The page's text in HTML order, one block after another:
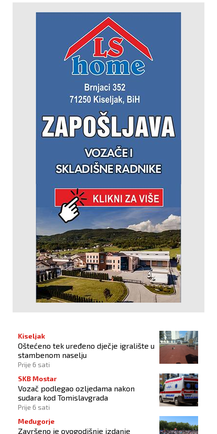
Kiseljak
Oštećeno tek uređeno dječje igralište u
stambenom naselju
Prije 6 sati
SKB Mostar
Vozač podlegao ozljedama nakon
sudara kod Tomislavgrada
Prije 6 sati
Međugorje
Završeno je ovogodišnje izdanje